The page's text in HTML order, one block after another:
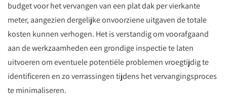
budget voor het vervangen van een plat dak per vierkante
meter, aangezien dergelijke onvoorziene uitgaven de totale
kosten kunnen verhogen. Het is verstandig om voorafgaand
aan de werkzaamheden een grondige inspectie te laten
uitvoeren om eventuele potentiële problemen vroegtijdig te
identificeren en zo verrassingen tijdens het vervangingsproces
te minimaliseren.